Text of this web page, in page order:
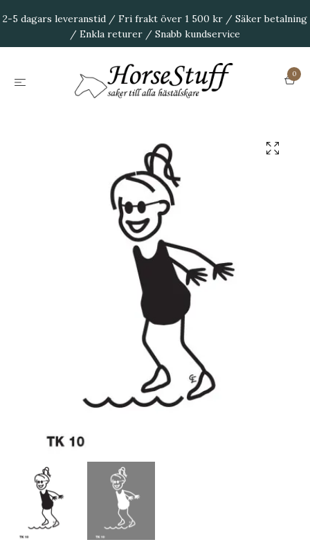
2-5 dagars leveranstid / Fri frakt över 1 500 kr / Säker betalning
/ Enkla returer / Snabb kundservice
0